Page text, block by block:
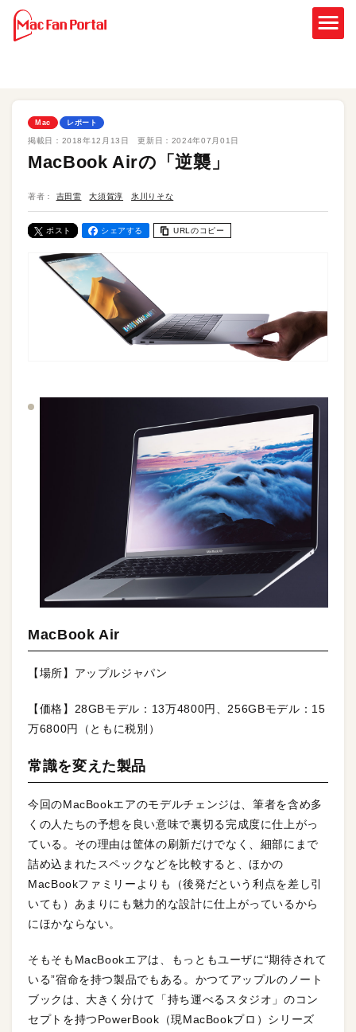
Mac レポート
掲載日： 2018年12月13日 更新日： 2024年07月01日
MacBook Airの「逆襲」
著者： 吉田雷 大須賀淳 氷川りそな
ポスト シェアする URLのコピー
MacBook Air
【場所】アップルジャパン
【価格】28GBモデル：13万4800円、256GBモデル：15
万6800円（ともに税別）
常識を変えた製品
今回のMacBookエアのモデルチェンジは、筆者を含め多
くの人たちの予想を良い意味で裏切る完成度に仕上がっ
ている。その理由は筐体の刷新だけでなく、細部にまで
詰め込まれたスペックなどを比較すると、ほかの
MacBookファミリーよりも（後発だという利点を差し引
いても）あまりにも魅力的な設計に仕上がっているから
にほかならない。
そもそもMacBookエアは、もっともユーザに“期待されて
いる”宿命を持つ製品でもある。かつてアップルのノート
ブックは、大きく分けて「持ち運べるスタジオ」のコン
セプトを持つPowerBook（現MacBookプロ）シリーズ